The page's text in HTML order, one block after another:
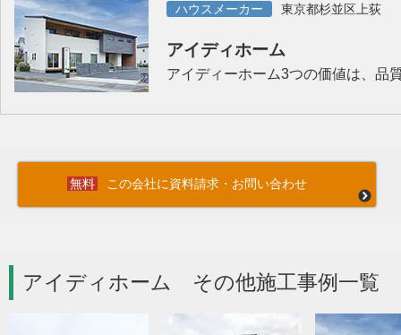
ハウスメーカー 東京都杉並区上荻
アイディホーム
アイディーホーム3つの価値は、品
この会社に資料請求・お問い合わせ
アイディホーム その他施工事例一覧